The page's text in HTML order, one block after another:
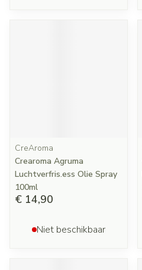
CreAroma
Crearoma Agruma
Luchtverfris.ess Olie Spray
100ml
€ 14,90
Niet beschikbaar